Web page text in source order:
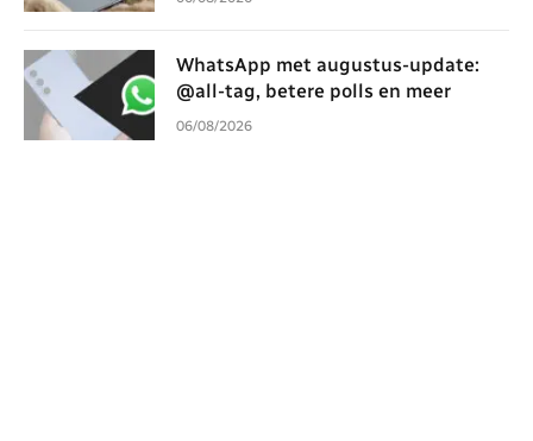
WhatsApp met augustus-update:
@all-tag, betere polls en meer
06/08/2026